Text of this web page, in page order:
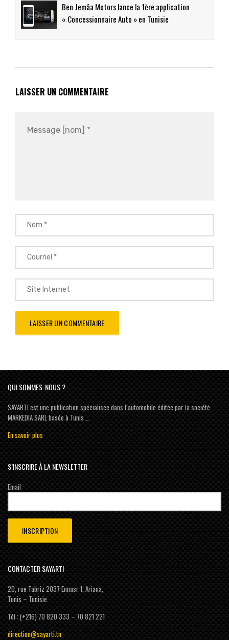
Ben Jemâa Motors lance la 1ère application
« Concessionnaire Auto » en Tunisie
LAISSER UN COMMENTAIRE
QUI SOMMES-NOUS ?
SAYARTI est une publication spécialisée dans l’automobile éditée par la société
MARKEDIA SARL basée à Tunis …
En savoir plus
S’INSCRIRE À LA NEWSLETTER
Email
CONTACTER SAYARTI
20, rue Tabriz 2037 Ennasr 1, Ariana,
Tunis – Tunisie
Tél : (+216) 70 820 333 – 70 821 221
direction@sayarti.tn